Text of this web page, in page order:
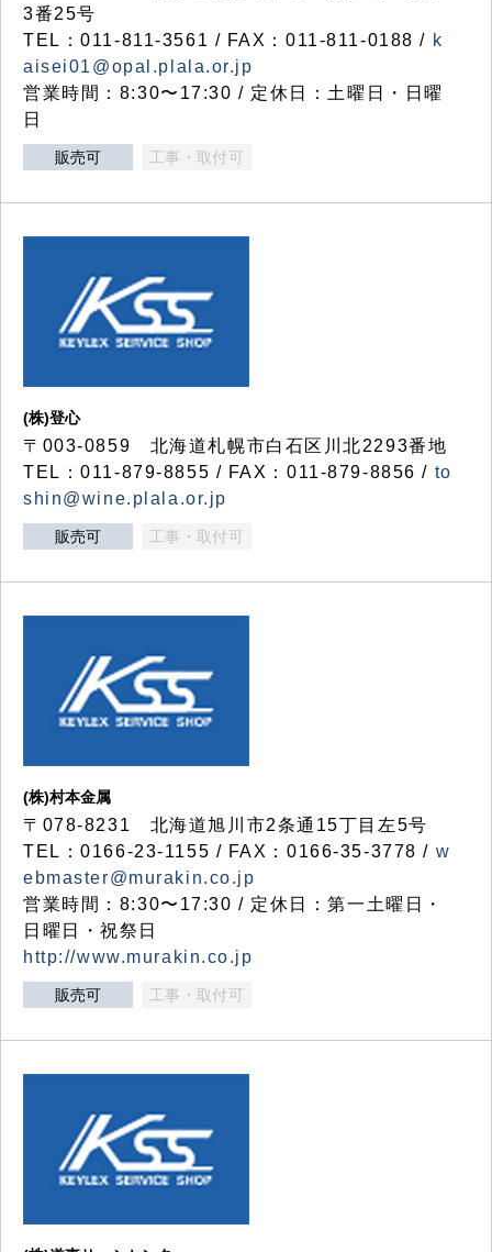
3番25号
TEL：011-811-3561 / FAX：011-811-0188 / k
aisei01@opal.plala.or.jp
営業時間：8:30〜17:30 / 定休日：土曜日・日曜
日
販売可 工事・取付可
(株)登心
〒003-0859 北海道札幌市白石区川北2293番地
TEL：011-879-8855 / FAX：011-879-8856 / to
shin@wine.plala.or.jp
販売可 工事・取付可
(株)村本金属
〒078-8231 北海道旭川市2条通15丁目左5号
TEL：0166-23-1155 / FAX：0166-35-3778 / w
ebmaster@murakin.co.jp
営業時間：8:30〜17:30 / 定休日：第一土曜日・
日曜日・祝祭日
http://www.murakin.co.jp
販売可 工事・取付可